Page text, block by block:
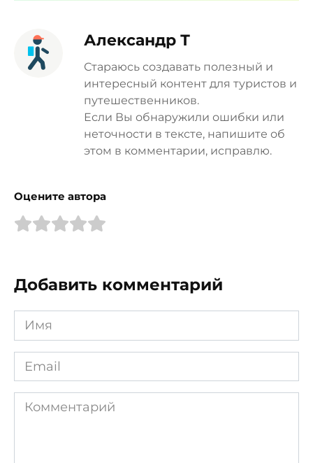
Александр Т
Стараюсь создавать полезный и
интересный контент для туристов и
путешественников.
Если Вы обнаружили ошибки или
неточности в тексте, напишите об
этом в комментарии, исправлю.
Оцените автора
Добавить комментарий
Имя
*
Email
*
Комментарий